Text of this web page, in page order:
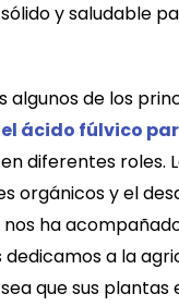
y saludable
algunos de los
ácido fúlvico
en diferentes roles.
orgánicos y el
ha
dedicamos a la
que sus plantas